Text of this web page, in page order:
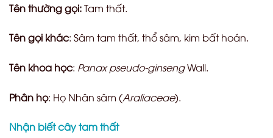
Tên thường gọi:Tam thất.
Tên gọi khác: Sâm tam thất, thổ sâm, kim bất hoán.
Tên khoa học: Panax pseudo-ginsengWall.
Phân họ: Họ Nhân sâm (Araliaceae).
Nhận biết cây tam thất